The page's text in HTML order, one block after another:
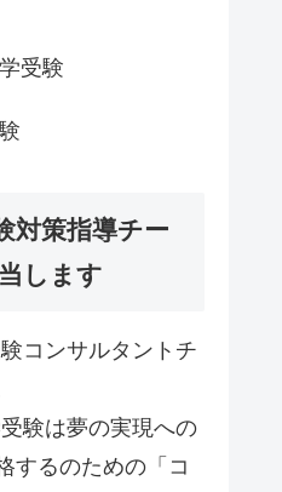
受験
対策指導チー
します
コンサルタントチ
験は夢の実現への
するのための「コ